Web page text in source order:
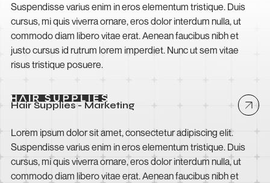
Suspendisse varius enim in eros elementum tristique. Duis
cursus, mi quis viverra ornare, eros dolor interdum nulla, ut
commodo diam libero vitae erat. Aenean faucibus nibh et
justo cursus id rutrum lorem imperdiet. Nunc ut sem vitae
risus tristique posuere.
Hair Supplies - Marketing
Lorem ipsum dolor sit amet, consectetur adipiscing elit.
Suspendisse varius enim in eros elementum tristique. Duis
cursus, mi quis viverra ornare, eros dolor interdum nulla, ut
commodo diam libero vitae erat. Aenean faucibus nibh et